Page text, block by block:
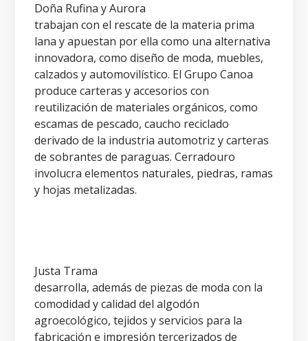
Doña Rufina y Aurora
trabajan con el rescate de la materia prima
lana y apuestan por ella como una alternativa
innovadora, como diseño de moda, muebles,
calzados y automovilístico. El Grupo Canoa
produce carteras y accesorios con
reutilización de materiales orgánicos, como
escamas de pescado, caucho reciclado
derivado de la industria automotriz y carteras
de sobrantes de paraguas. Cerradouro
involucra elementos naturales, piedras, ramas
y hojas metalizadas.
Justa Trama
desarrolla, además de piezas de moda con la
comodidad y calidad del algodón
agroecológico, tejidos y servicios para la
fabricación e impresión tercerizados de